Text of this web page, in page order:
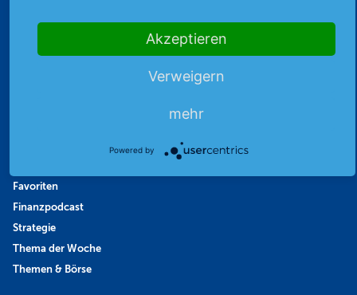
Highlights
Favoriten
Finanzpodcast
Strategie
Thema der Woche
Themen & Börse
Akzeptieren
Verweigern
mehr
Powered by